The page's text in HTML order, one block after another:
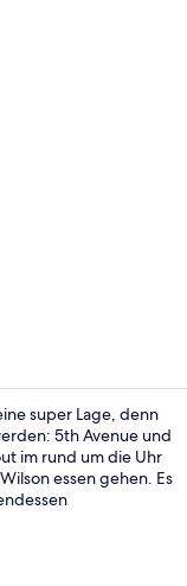
super Lage, denn
5th Avenue und
im rund um die Uhr
essen gehen. Es
schätzen die
Zur U-